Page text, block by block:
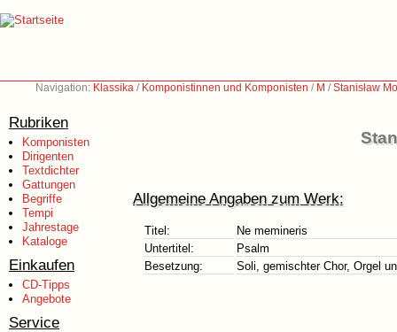
Navigation: Klassika / Komponistinnen und Komponisten / M /Stanisław
Rubriken
Komponisten
Dirigenten
Textdichter
Gattungen
Begriffe
Tempi
Jahrestage
Kataloge
Einkaufen
CD-Tipps
Angebote
Service
Allgemeine Angaben zum Werk:
Titel:
Ne memineris
Untertitel:
Psalm
Besetzung:
Soli, gemischter Chor, Orgel